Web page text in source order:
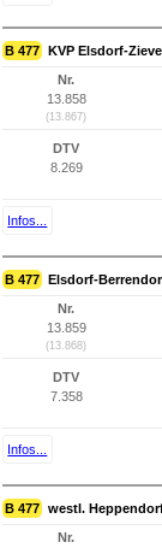
B 477 KVP Elsdorf-
Nr.
13.858
(13.867)
DTV
8.269
Infos...
B 477 Elsdorf-
Nr.
13.859
(13.868)
DTV
7.358
Infos...
B 477 westl.
Nr.